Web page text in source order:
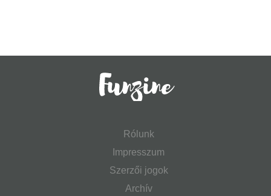
Rólunk
Impresszum
Szerzői jogok
Archív